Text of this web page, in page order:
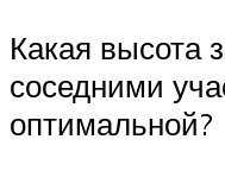
Какая высота
соседними
оптимальной?